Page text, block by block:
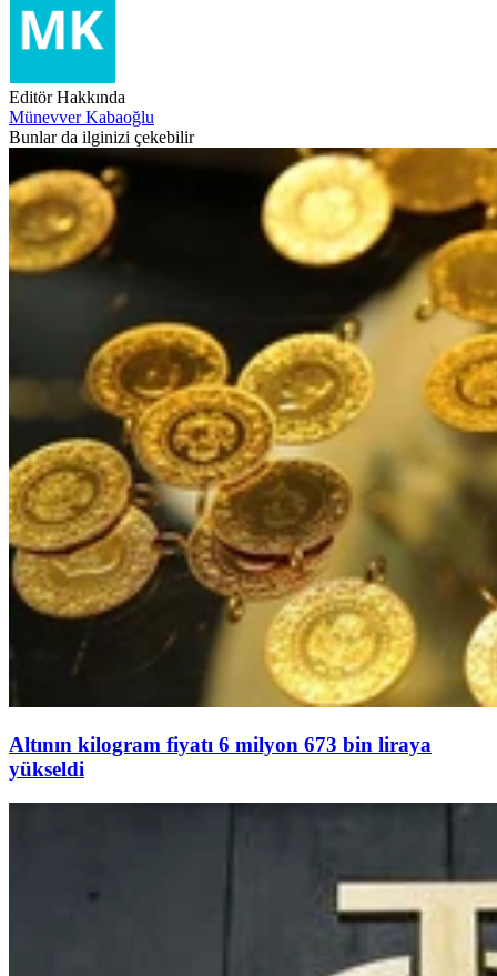
Editör Hakkında
Münevver Kabaoğlu
Bunlar da ilginizi çekebilir
Altının kilogram fiyatı 6 milyon 673 bin liraya
yükseldi